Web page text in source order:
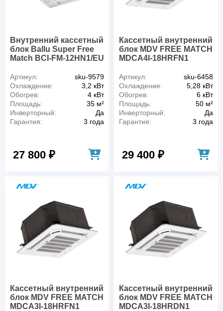
Внутренний кассетный
блок Ballu Super Free
Match BCI-FM-12HN1/EU
Артикул:
sku-9579
Охлаждение:
3,2 кВт
Обогрев:
4 кВт
Площадь:
35 м²
Инверторный:
Да
Гарантия:
3 года
27 800 ₽
Кассетный внутренний
блок MDV FREE MATCH
MDCA4I-18HRFN1
Артикул:
sku-6458
Охлаждение:
5,28 кВт
Обогрев:
6 кВт
Площадь:
50 м²
Инверторный:
Да
Гарантия:
3 года
29 400 ₽
Кассетный внутренний
блок MDV FREE MATCH
MDCA3I-18HRFN1
Кассетный внутренний
блок MDV FREE MATCH
MDCA3I-18HRDN1